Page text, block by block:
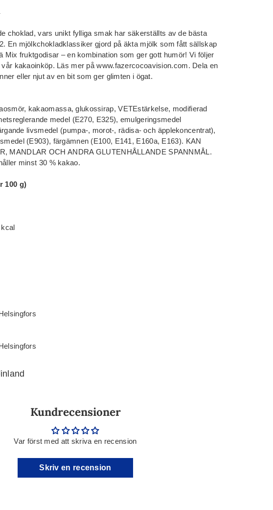
choklad, vars unikt fylliga smak har säkerställts av de bästa
En mjölkchokladklassiker gjord på äkta mjölk som fått sällskap
Mix fruktgodisar – en kombination som ger gott humör! Vi följer
kakaoinköp. Läs mer på www.fazercocoavision.com. Dela en
eller njut av en bit som ger glimten i ögat.
kakaomassa, glukossirap, VETEstärkelse, modifierad
medel (E270, E325), emulgeringsmedel
livsmedel (pumpa-, morot-, rädisa- och äpplekoncentrat),
(E903), färgämnen (E100, E141, E160a, E163). KAN
MANDLAR OCH ANDRA GLUTENHÅLLANDE SPANNMÅL.
minst 30 % kakao.
100 g)
Kundrecensioner
Var först med att skriva en recension
Skriv en recension